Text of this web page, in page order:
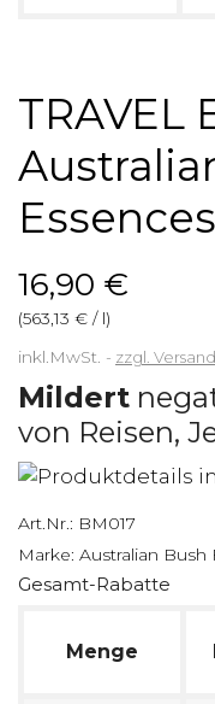
TRAVEL
Essences
16,90 €
(563,13 € / l)
inkl.MwSt.
zzgl.
Mildert
von Reisen,
Art.Nr.: BM017
Marke: Australian Bush
Gesamt-Rabatte
Menge